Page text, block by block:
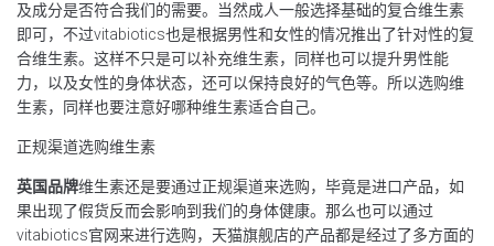
及成分是否符合我们的需要。当然成人一般选择基础的复合维生素
即可，不过vitabiotics也是根据男性和女性的情况推出了针对性的复
合维生素。这样不只是可以补充维生素，同样也可以提升男性能
力，以及女性的身体状态，还可以保持良好的气色等。所以选购维
生素，同样也要注意好哪种维生素适合自己。
正规渠道选购维生素
英国品牌维生素还是要通过正规渠道来选购，毕竟是进口产品，如
果出现了假货反而会影响到我们的身体健康。那么也可以通过
vitabiotics官网来进行选购，天猫旗舰店的产品都是经过了多方面的